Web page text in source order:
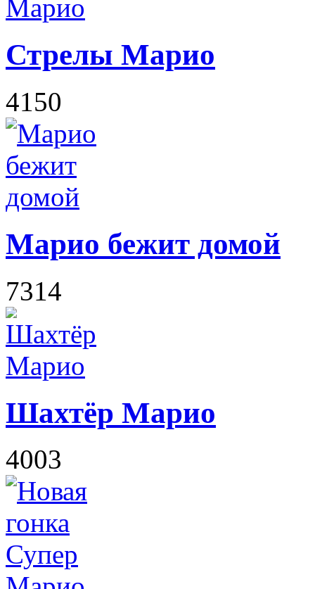
Стрелы Марио
4150
Марио бежит домой
7314
Шахтёр Марио
4003